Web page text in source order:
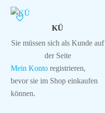
KÜ
Sie müssen sich als Kunde auf
der Seite
Mein Konto registrieren,
bevor sie im Shop einkaufen
können.